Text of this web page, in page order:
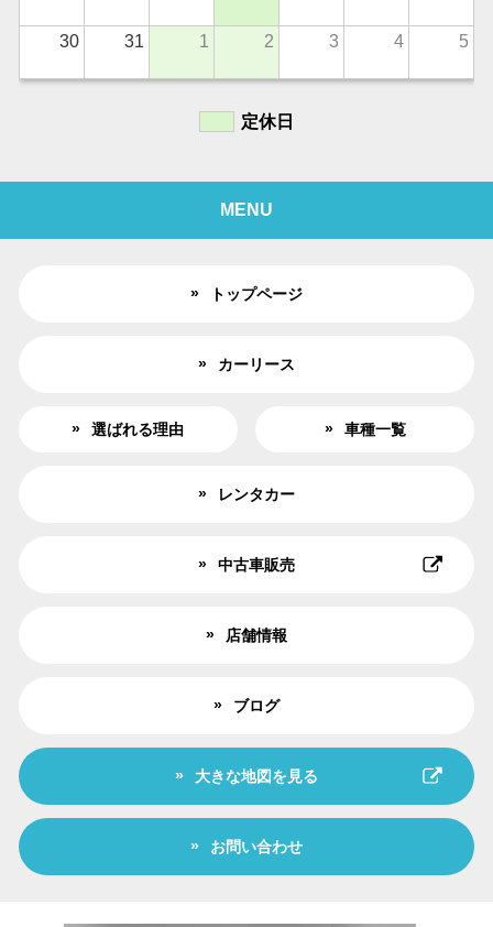
30 31 1 2 3 4 5
定休日
MENU
トップページ
カーリース
選ばれる理由 車種一覧
レンタカー
中古車販売
店舗情報
ブログ
大きな地図を見る
お問い合わせ